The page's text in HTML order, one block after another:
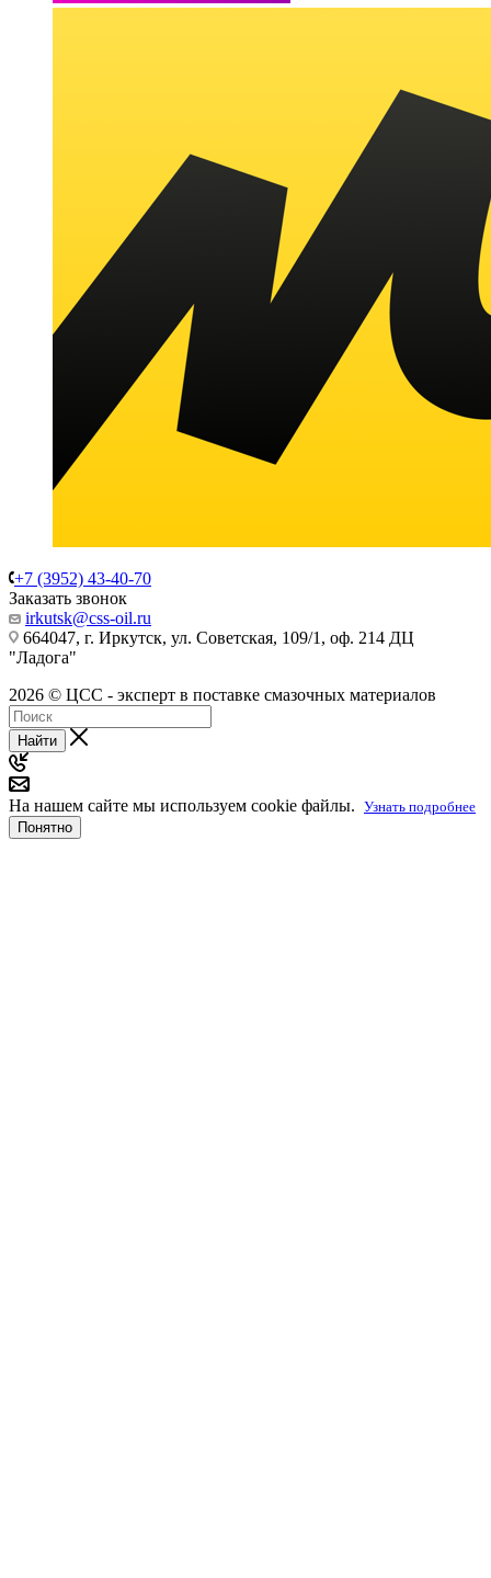
+7 (3952) 43-40-70
Заказать звонок
irkutsk@css-oil.ru
664047, г. Иркутск, ул. Советская, 109/1, оф. 214 ДЦ
"Ладога"
2026 © ЦСС - эксперт в поставке смазочных материалов
Найти
На нашем сайте мы используем cookie файлы. Узнать подробнее
Понятно